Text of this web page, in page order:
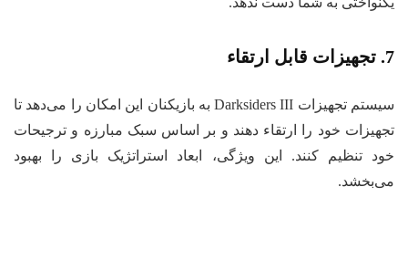
7. تجهیزات قابل ارتقاء
سیستم تجهیزات Darksiders III به بازیکنان این امکان را می‌دهد تا
تجهیزات خود را ارتقاء دهند و بر اساس سبک مبارزه و ترجیحات
خود تنظیم کنند. این ویژگی، ابعاد استراتژیک بازی را بهبود
می‌بخشد.